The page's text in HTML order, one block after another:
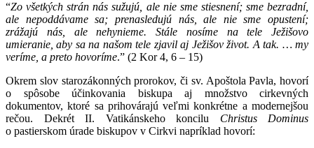
“Zo všetkých strán nás sužujú, ale nie sme stiesnení; sme bezradní,
ale nepoddávame sa; prenasledujú nás, ale nie sme opustení;
zrážajú nás, ale nehynieme. Stále nosíme na tele Ježišovo
umieranie, aby sa na našom tele zjavil aj Ježišov život. A tak. … my
veríme, a preto hovoríme.” (2 Kor 4, 6 – 15)
Okrem slov starozákonných prorokov, či sv. Apoštola Pavla, hovorí
o spôsobe účinkovania biskupa aj množstvo cirkevných
dokumentov, ktoré sa prihovárajú veľmi konkrétne a modernejšou
rečou. Dekrét II. Vatikánskeho koncilu Christus Dominus
o pastierskom úrade biskupov v Cirkvi napríklad hovorí: